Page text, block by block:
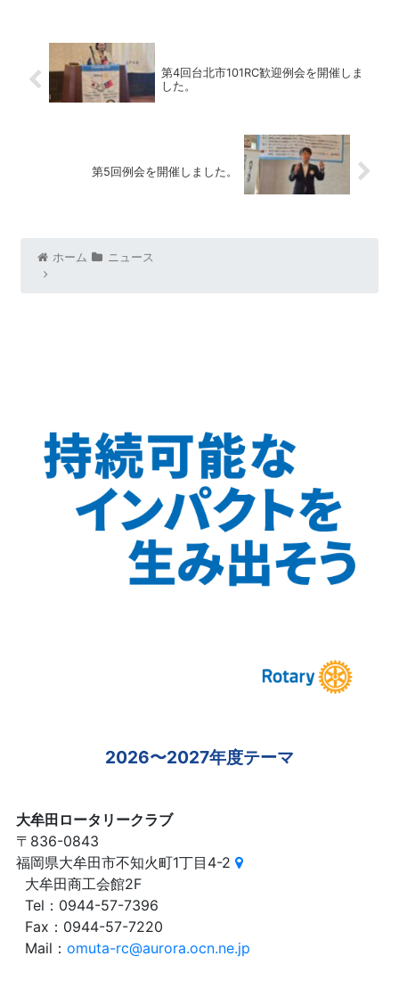
第4回台北市101RC歓迎例会を開催しま
した。
第5回例会を開催しました。
ホーム ニュース
2026〜2027年度テーマ
大牟田ロータリークラブ
〒836-0843
福岡県大牟田市不知火町1丁目4-2
大牟田商工会館2F
Tel：0944-57-7396
Fax：0944-57-7220
Mail：omuta-rc@aurora.ocn.ne.jp